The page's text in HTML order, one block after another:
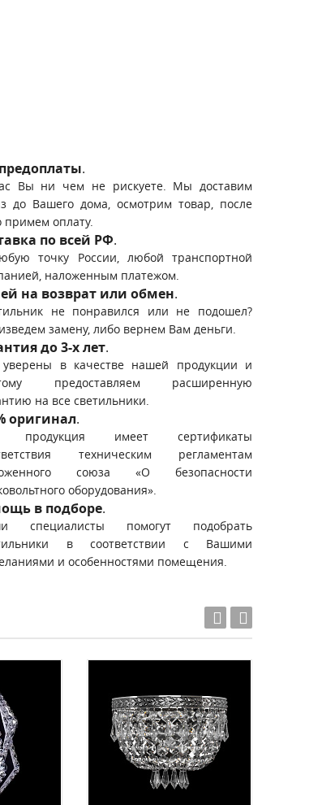
.
Вы ни чем не рискуете. Мы доставим
до Вашего дома, осмотрим товар, после
примем оплату.
по всей РФ.
точку России, любой транспортной
наложенным платежом.
на возврат или обмен.
не понравился или не подошел?
замену, либо вернем Вам деньги.
до 3-х лет.
в качестве нашей продукции и
предоставляем расширенную
на все светильники.
оригинал.
продукция имеет сертификаты
техническим регламентам
союза «О безопасности
оборудования».
в подборе.
специалисты помогут подобрать
в соответствии с Вашими
и особенностями помещения.